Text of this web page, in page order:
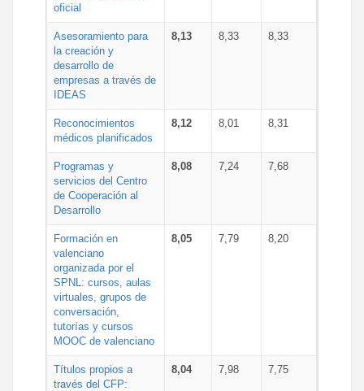
oficial
Asesoramiento para
la creación y
desarrollo de
empresas a través de
IDEAS
8,13 8,33 8,33
Reconocimientos
médicos planificados
8,12 8,01 8,31
Programas y
servicios del Centro
de Cooperación al
Desarrollo
8,08 7,24 7,68
Formación en
valenciano
organizada por el
SPNL: cursos, aulas
virtuales, grupos de
conversación,
tutorías y cursos
MOOC de valenciano
8,05 7,79 8,20
Títulos propios a
través del CFP:
8,04 7,98 7,75